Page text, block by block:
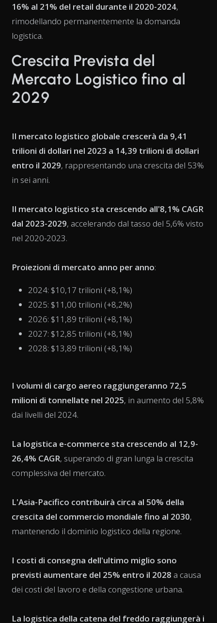
16% al 21% del retail durante il 2020-2024,
rimodellando permanentemente la domanda
logistica.
Crescita Prevista del
Mercato Logistico fino al
2029
Il mercato logistico globale crescerà da 9,41
trilioni di dollari nel 2023 a 14,39 trilioni di dollari
entro il 2029, rappresentando una crescita del 53%
in sei anni.
Il mercato logistico sta crescendo all'8,1% CAGR
dal 2023-2029, accelerando dal tasso del 5,6% visto
nel 2020-2023.
Proiezioni di mercato anno per anno:
2024: $10,17 trilioni (+8,1%)
2025: $11,00 trilioni (+8,2%)
2026: $11,89 trilioni (+8,1%)
2027: $12,85 trilioni (+8,1%)
2028: $13,89 trilioni (+8,1%)
I volumi di cargo aereo raggiungeranno 72,5
milioni di tonnellate nel 2025, in aumento del 5,8%
dai livelli del 2024.
La logistica e-commerce sta crescendo al 12,9-
26,4% CAGR, superando di gran lunga la crescita
complessiva del mercato.
L'Asia-Pacifico contribuirà circa al 50% della
crescita del commercio mondiale fino al 2030,
mantenendo il dominio logistico della regione.
I costi di consegna dell'ultimo miglio sono
previsti aumentare del 25% entro il 2028 a causa
dei costi del lavoro e della congestione urbana.
La logistica della catena del freddo raggiungerà i